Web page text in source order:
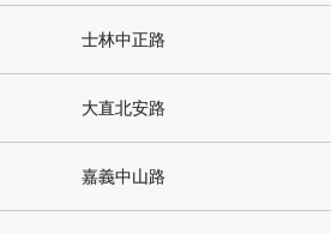
士林中正路
大直北安路
嘉義中山路